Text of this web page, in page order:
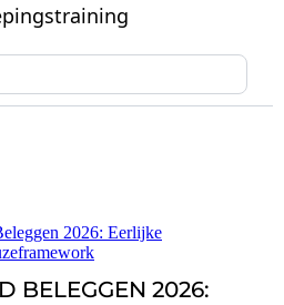
BELEGGEN 2026: